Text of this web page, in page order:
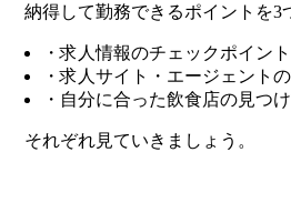
納得して勤務できるポイントを3
・求人情報のチェックポイント
・求人サイト・エージェント
・自分に合った飲食店の見つ
それぞれ見ていきましょう。